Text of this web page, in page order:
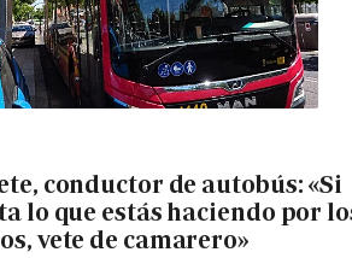
conductor de autobús: «Si
lo que estás haciendo por
vete de camarero»